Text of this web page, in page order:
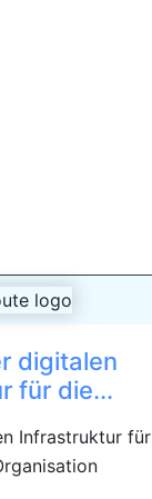
digitalen
für die...
Infrastruktur für